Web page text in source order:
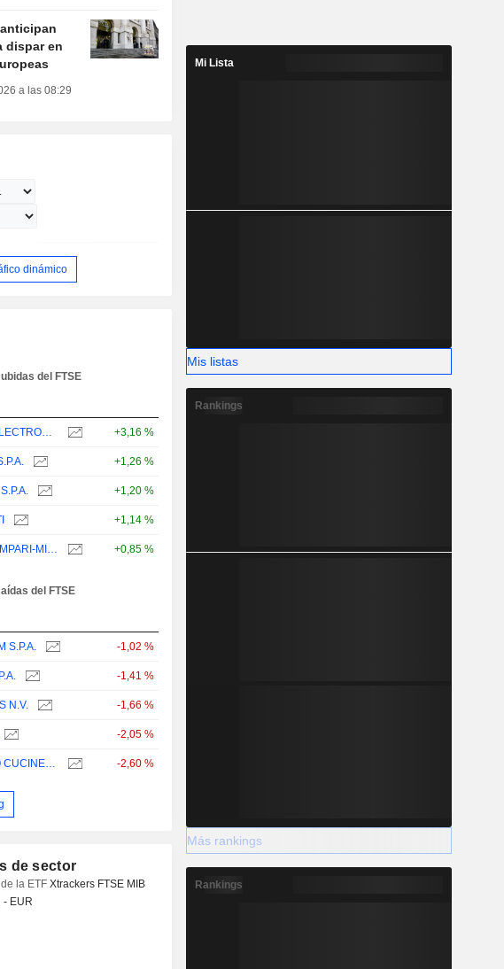
dispar en
a las 08:29
dinámico
del FTSE
STMICROELECTRONICS N.V. +3,16 %
+1,26 %
+1,20 %
+1,14 %
DAVIDE CAMPARI-MILANO N.V. +0,85 %
del FTSE
S.P.A. -1,02 %
-1,41 %
N.V. -1,66 %
-2,05 %
BRUNELLO CUCINELLI S.P.A. -2,60 %
de sector
la ETFXtrackers FTSE MIB
- EUR
Mi Lista
Mis listas
Rankings
Más rankings
Rankings